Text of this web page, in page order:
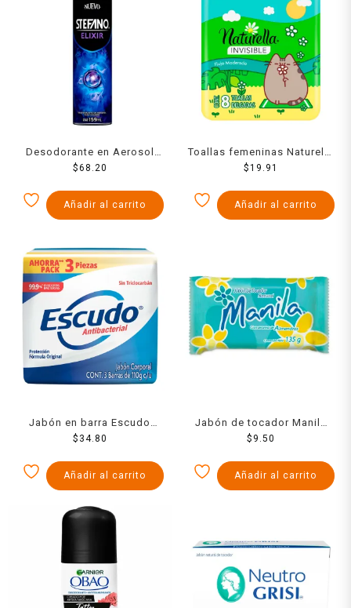
Desodorante en Aerosol
Stefano Elixir Protección
$68.20
Añadir al carrito
Toallas femeninas Naturella
invisible flujo moderado
$19.91
Añadir al carrito
Jabón en barra Escudo
antibacterial fórmula
c/u
$ 34.80
Añadir al carrito
Jabón de tocador Manila
aroma almendras 135 g
$ 9.50
Añadir al carrito